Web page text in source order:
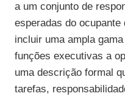
a um conjunto de
esperadas do
incluir uma ampla
funções executivas a
uma descrição formal
tarefas,